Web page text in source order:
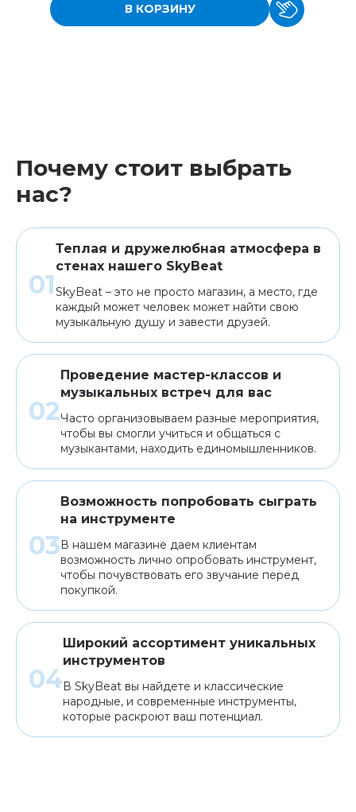
В КОРЗИНУ
Почему стоит выбрать
нас?
Теплая и дружелюбная атмосфера в
стенах нашего SkyBeat
SkyBeat – это не просто магазин, а место, где
каждый может человек может найти свою
музыкальную душу и завести друзей.
Проведение мастер-классов и
музыкальных встреч для вас
Часто организовываем разные мероприятия,
чтобы вы смогли учиться и общаться с
музыкантами, находить единомышленников.
Возможность попробовать сыграть
на инструменте
В нашем магазине даем клиентам
возможность лично опробовать инструмент,
чтобы почувствовать его звучание перед
покупкой.
Широкий ассортимент уникальных
инструментов
В SkyBeat вы найдете и классические
народные, и современные инструменты,
которые раскроют ваш потенциал.